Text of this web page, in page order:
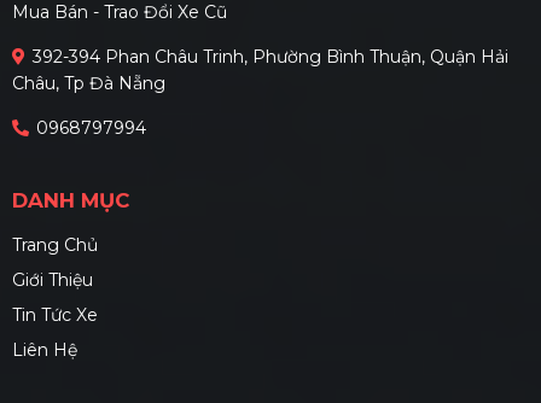
Mua Bán - Trao Đổi Xe Cũ
392-394 Phan Châu Trinh, Phường Bình Thuận, Quận Hải
Châu, Tp Đà Nẵng
0968797994
DANH MỤC
Trang Chủ
Giới Thiệu
Tin Tức Xe
Liên Hệ